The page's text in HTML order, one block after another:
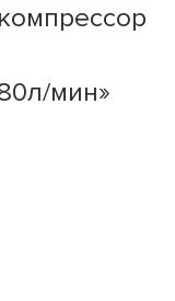
мин»